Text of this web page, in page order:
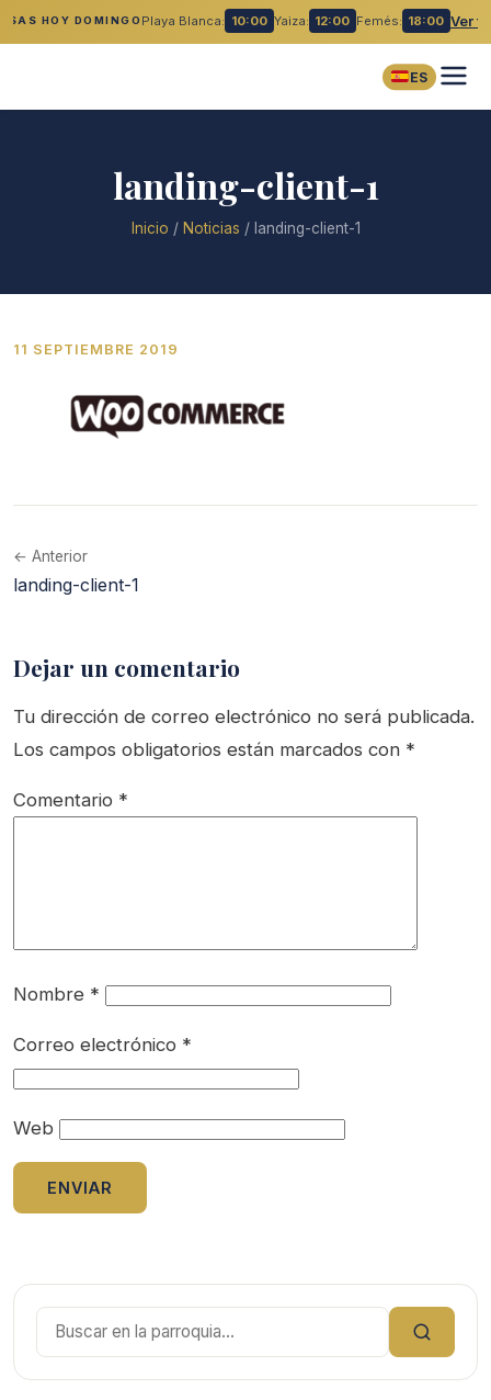
HOY DOMINGO Playa Blanca: 10:00 Yaiza: 12:00 Femés: 18:00 Ver
ES
landing-client-1
Inicio / Noticias / landing-client-1
11 SEPTIEMBRE 2019
← Anterior
landing-client-1
Dejar un comentario
Tu dirección de correo electrónico no será publicada.
Los campos obligatorios están marcados con *
Comentario *
Nombre *
Correo electrónico *
Web
Buscar: